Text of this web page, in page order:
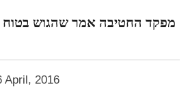
מפקד החטיבה אמר שהגוש בטוח
April, 2016